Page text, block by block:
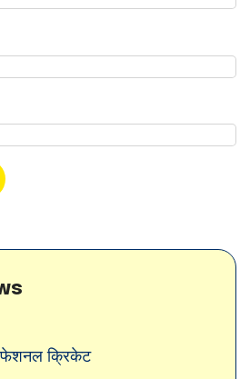
क्रिकेट